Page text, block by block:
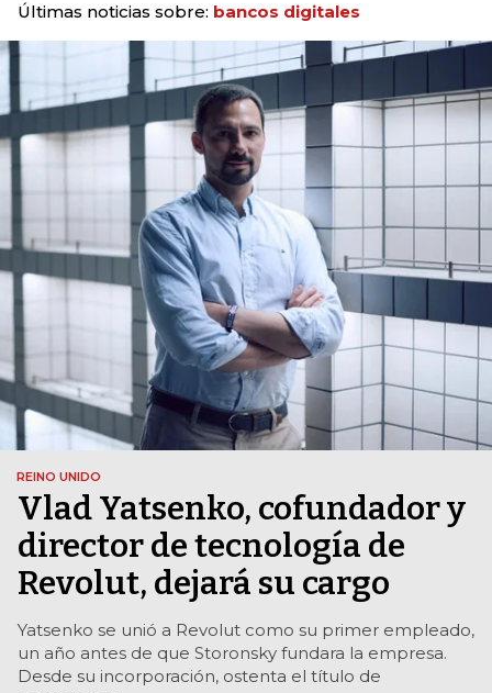
Últimas noticias sobre: bancos digitales
REINO UNIDO
Vlad Yatsenko, cofundador y
director de tecnología de
Revolut, dejará su cargo
Yatsenko se unió a Revolut como su primer empleado,
un año antes de que Storonsky fundara la empresa.
Desde su incorporación, ostenta el título de